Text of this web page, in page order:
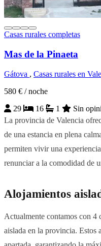
Casas rurales completas
Mas de la Pinaeta
Gátova , Casas rurales en
580 € / noche
29
16 1 Sin
La provincia de Valencia
de una estancia en plena
permiten vivir una
renunciar a la comodidad de
Alojamientos
Actualmente contamos con 4
aislada en la provincia. Estos